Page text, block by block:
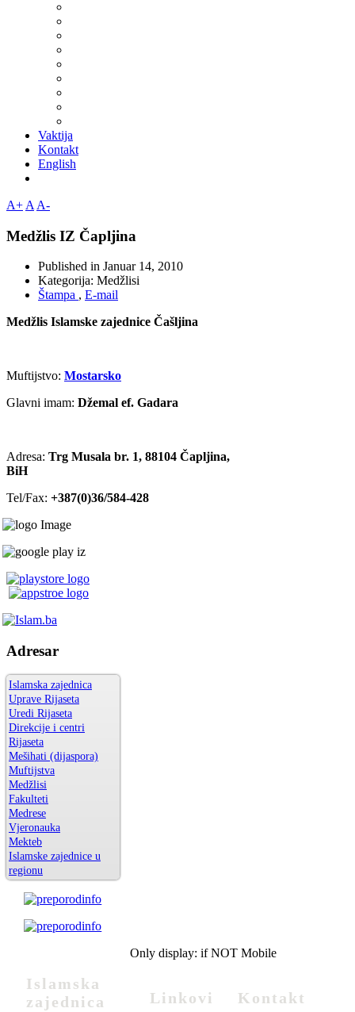
Vaktija
Kontakt
English
A+ A A-
Medžlis IZ Čapljina
Published in Januar 14, 2010
Kategorija: Medžlisi
Štampa , E-mail
Medžlis Islamske zajednice Čašljina
Muftijstvo: Mostarsko
Glavni imam: Džemal ef. Gadara
Adresa: Trg Musala br. 1, 88104 Čapljina,
BiH
Tel/Fax: +387(0)36/584-428
Adresar
Islamska zajednica
Uprave Rijaseta
Uredi Rijaseta
Direkcije i centri
Rijaseta
Mešihati (dijaspora)
Muftijstva
Medžlisi
Fakulteti
Medrese
Vjeronauka
Mekteb
Islamske zajednice u
regionu
Islamska
zajednica
Only display: if NOT Mobile
Linkovi Kontakt